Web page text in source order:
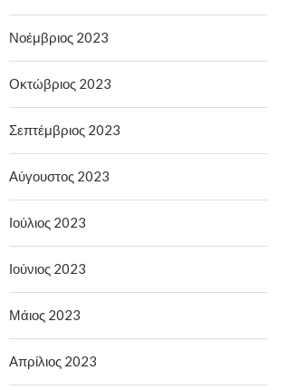
Νοέμβριος 2023
Οκτώβριος 2023
Σεπτέμβριος 2023
Αύγουστος 2023
Ιούλιος 2023
Ιούνιος 2023
Μάιος 2023
Απρίλιος 2023